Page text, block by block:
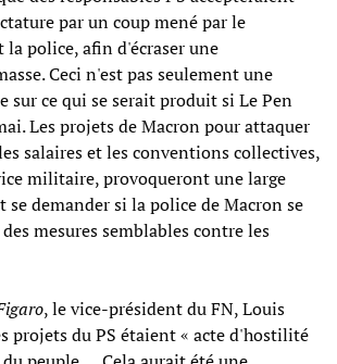
par un coup mené par le
police, afin d'écraser une
Ceci n'est pas seulement une
sur ce qui se serait produit si Le Pen
Les projets de Macron pour attaquer
salaires et les conventions collectives,
militaire, provoqueront une large
demander si la police de Macron se
mesures semblables contre les
, le vice-président du FN, Louis
projets du PS étaient « acte d'hostilité